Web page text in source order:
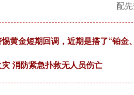
配
黄金短期回调，近期是搭了“铂金
消防紧急扑救无人员伤亡